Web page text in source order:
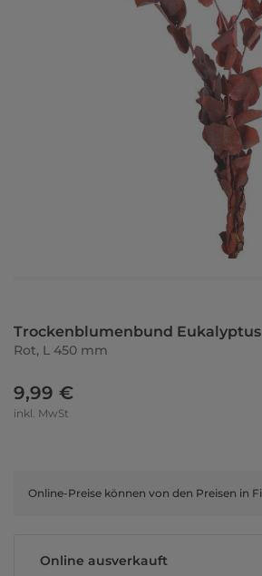
Trockenblumenbund Eukalyptus
Rot, L 450 mm
9,99 €
inkl. MwSt
Online ausverkauft